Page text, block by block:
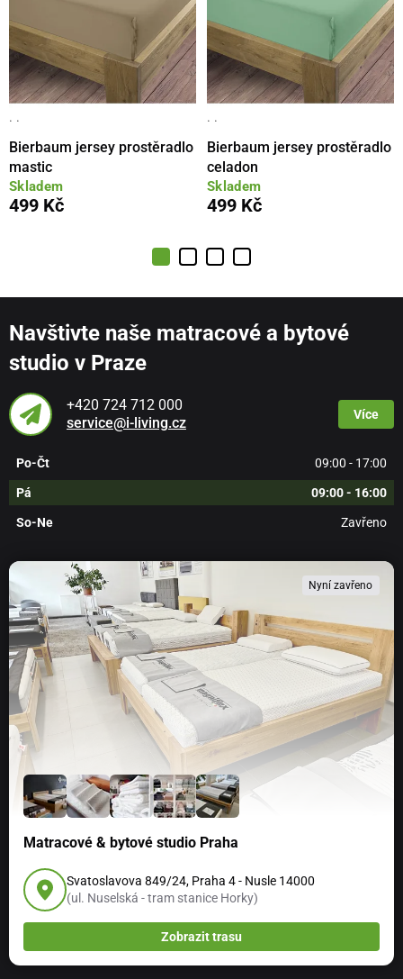
· ·
Bierbaum jersey prostěradlo
mastic
Skladem
499 Kč
· ·
Bierbaum jersey prostěradlo
celadon
Skladem
499 Kč
Navštivte naše matracové a bytové
studio v Praze
+420 724 712 000
service@i-living.cz
Více
Po-Čt 09:00 - 17:00
Pá 09:00 - 16:00
So-Ne Zavřeno
Nyní zavřeno
Matracové & bytové studio Praha
Svatoslavova 849/24, Praha 4 - Nusle 14000
(ul. Nuselská - tram stanice Horky)
Zobrazit trasu